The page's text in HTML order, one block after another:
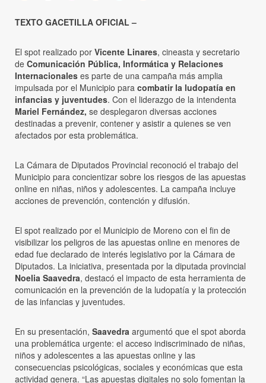
TEXTO GACETILLA OFICIAL –
El spot realizado por Vicente Linares, cineasta y secretario
de Comunicación Pública, Informática y Relaciones
Internacionales es parte de una campaña más amplia
impulsada por el Municipio para combatir la ludopatía en
infancias y juventudes. Con el liderazgo de la intendenta
Mariel Fernández, se desplegaron diversas acciones
destinadas a prevenir, contener y asistir a quienes se ven
afectados por esta problemática.
La Cámara de Diputados Provincial reconoció el trabajo del
Municipio para concientizar sobre los riesgos de las apuestas
online en niñas, niños y adolescentes. La campaña incluye
acciones de prevención, contención y difusión.
El spot realizado por el Municipio de Moreno con el fin de
visibilizar los peligros de las apuestas online en menores de
edad fue declarado de interés legislativo por la Cámara de
Diputados. La iniciativa, presentada por la diputada provincial
Noelia Saavedra, destacó el impacto de esta herramienta de
comunicación en la prevención de la ludopatía y la protección
de las infancias y juventudes.
En su presentación, Saavedra argumentó que el spot aborda
una problemática urgente: el acceso indiscriminado de niñas,
niños y adolescentes a las apuestas online y las
consecuencias psicológicas, sociales y económicas que esta
actividad genera. “Las apuestas digitales no solo fomentan la